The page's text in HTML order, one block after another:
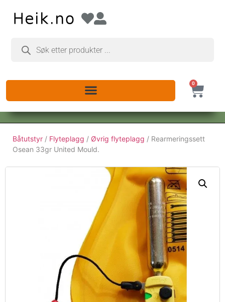
0
Båtutstyr / Flyteplagg / Øvrig flyteplagg / Rearmeringssett
Osean 33gr United Mould.